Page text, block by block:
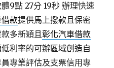
9點 27分 19秒 辦理快速
款提供馬上撥款且保密
多新穎且彰化汽車借款
利率的可辦區域創造自
專業評估及支票信用專